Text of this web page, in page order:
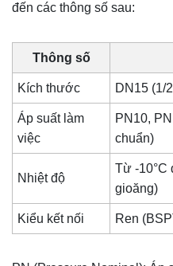
đến các thông số sau:
Thông số
Kích thước DN15 (1/
Áp suất làm
việc
PN10,
chuẩn)
Nhiệt độ
Từ -10°C
gioăng)
Kiểu kết nối Ren